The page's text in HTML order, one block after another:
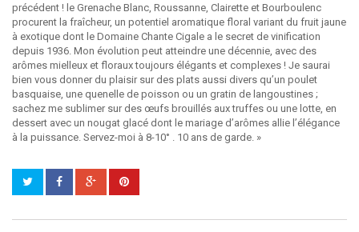
précédent ! le Grenache Blanc, Roussanne, Clairette et Bourboulenc
procurent la fraîcheur, un potentiel aromatique floral variant du fruit jaune
à exotique dont le Domaine Chante Cigale a le secret de vinification
depuis 1936. Mon évolution peut atteindre une décennie, avec des
arômes mielleux et floraux toujours élégants et complexes ! Je saurai
bien vous donner du plaisir sur des plats aussi divers qu’un poulet
basquaise, une quenelle de poisson ou un gratin de langoustines ;
sachez me sublimer sur des œufs brouillés aux truffes ou une lotte, en
dessert avec un nougat glacé dont le mariage d’arômes allie l’élégance
à la puissance. Servez-moi à 8-10° . 10 ans de garde. »